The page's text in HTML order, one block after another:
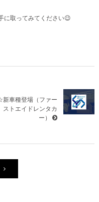
に取ってみてください😉
車種登場（ファー
ストエイドレンタカ
ー）